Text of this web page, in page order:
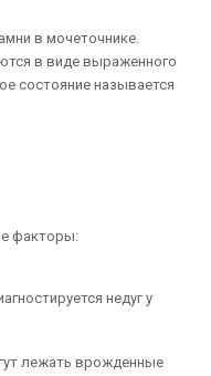
в мочеточнике.
в виде выраженного
состояние называется
факторы:
недуг у
лежать врожденные